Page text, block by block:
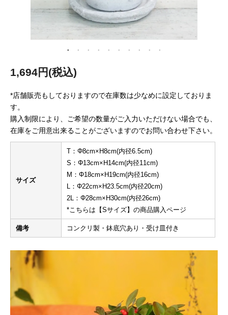
1,694円(税込)
*店舗販売もしておりますので在庫数は少なめに設定しておりま
す。
購入制限により、ご希望の数量がご入力いただけない場合でも、
在庫をご用意出来ることがございますのでお問い合わせ下さい。
サイズ
T：Φ8cm×H8cm(内径6.5cm)
S：Φ13cm×H14cm(内径11cm)
M：Φ18cm×H19cm(内径16cm)
L：Φ22cm×H23.5cm(内径20cm)
2L：Φ28cm×H30cm(内径26cm)
*こちらは【Sサイズ】の商品購入ページ
備考 コンクリ製・鉢底穴あり・受け皿付き